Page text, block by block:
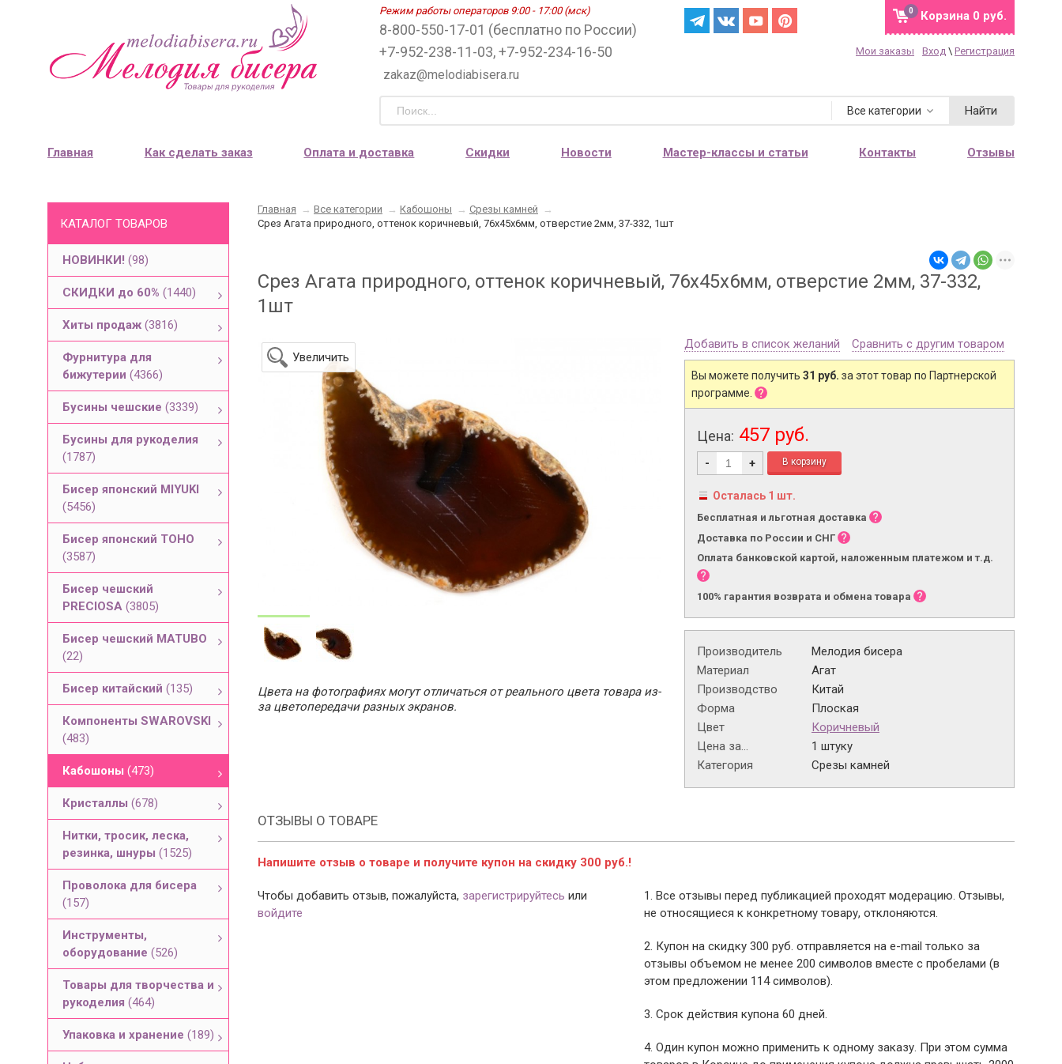
Режим работы операторов 9:00 - 17:00 (мск)
8-800-550-17-01 (бесплатно по России)
+7-952-238-11-03, +7-952-234-16-50
zakaz@melodiabisera.ru
Корзина 0 руб.
0
Мои заказы Вход \ Регистрация
Все категории Найти
Главная Как сделать заказ Оплата и доставка Скидки Новости Мастер-классы и статьи Контакты Отзывы
КАТАЛОГ ТОВАРОВ
НОВИНКИ! (98)
СКИДКИ до 60% (1440)
Хиты продаж (3816)
Фурнитура для
бижутерии (4366)
Бусины чешские (3339)
Бусины для рукоделия
(1787)
Бисер японский MIYUKI
(5456)
Бисер японский TOHO
(3587)
Бисер чешский
PRECIOSA (3805)
Бисер чешский MATUBO
(22)
Бисер китайский (135)
Компоненты SWAROVSKI
(483)
Кабошоны (473)
Кристаллы (678)
Нитки, тросик, леска,
резинка, шнуры (1525)
Проволока для бисера
(157)
Инструменты,
оборудование (526)
Товары для творчества и
рукоделия (464)
Упаковка и хранение (189)
Главная → Все категории → Кабошоны → Срезы камней
→
Срез Агата природного, оттенок коричневый, 76х45х6мм, отверстие 2мм, 37-332, 1шт
Срез Агата природного, оттенок коричневый, 76х45х6мм, отверстие 2мм, 37-332,
1шт
Увеличить
Цвета на фотографиях могут отличаться от реального цвета товара из-
за цветопередачи разных экранов.
Добавить в список желаний Сравнить с другим товаром
Вы можете получить 31 руб. за этот товар по Партнерской
программе.
Цена: 457 руб.
- +
Осталась 1 шт.
Бесплатная и льготная доставка
Доставка по России и СНГ
Оплата банковской картой, наложенным платежом и т.д.
100% гарантия возврата и обмена товара
Производитель
Мелодия бисера
Материал
Агат
Производство
Китай
Форма
Плоская
Цвет
Коричневый
Цена за...
1 штуку
Категория
Срезы камней
ОТЗЫВЫ О ТОВАРЕ
Напишите отзыв о товаре и получите купон на скидку 300 руб.!
Чтобы добавить отзыв, пожалуйста, зарегистрируйтесь или
войдите
1. Все отзывы перед публикацией проходят модерацию. Отзывы,
не относящиеся к конкретному товару, отклоняются.
2. Купон на скидку 300 руб. отправляется на e-mail только за
отзывы объемом не менее 200 символов вместе с пробелами (в
этом предложении 114 символов).
3. Срок действия купона 60 дней.
4. Один купон можно применить к одному заказу. При этом сумма